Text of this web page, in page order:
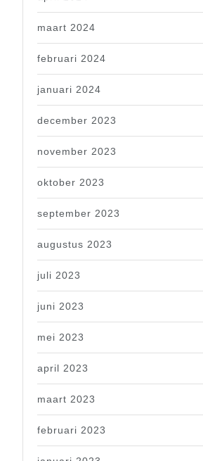
maart 2024
februari 2024
januari 2024
december 2023
november 2023
oktober 2023
september 2023
augustus 2023
juli 2023
juni 2023
mei 2023
april 2023
maart 2023
februari 2023